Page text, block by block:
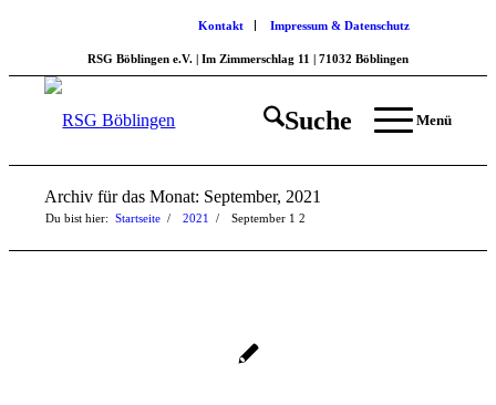
Kontakt Impressum & Datenschutz
RSG Böblingen e.V. | Im Zimmerschlag 11 | 71032 Böblingen
Suche Menü
Archiv für das Monat: September, 2021
Du bist hier: Startseite 1
/ 2021 2
/ September